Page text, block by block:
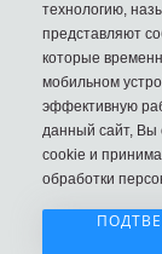
Обмен и
Размеры
FAQ
Новости
Политика
технологию,
представляют
которые
мобильном
эффективную
данный сайт, Вы
cookie и
обработки